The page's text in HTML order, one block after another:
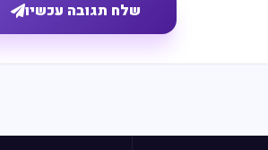
שלח תגובה עכשיו